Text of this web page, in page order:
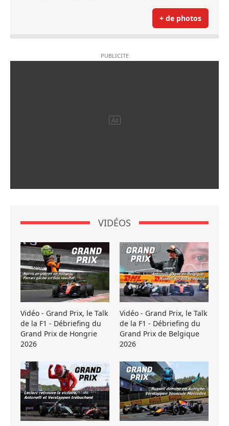
+ de photos
VIDÉOS
Vidéo - Grand Prix, le Talk
de la F1 - Débriefing du
Grand Prix de Hongrie
2026
Vidéo - Grand Prix, le Talk
de la F1 - Débriefing du
Grand Prix de Belgique
2026